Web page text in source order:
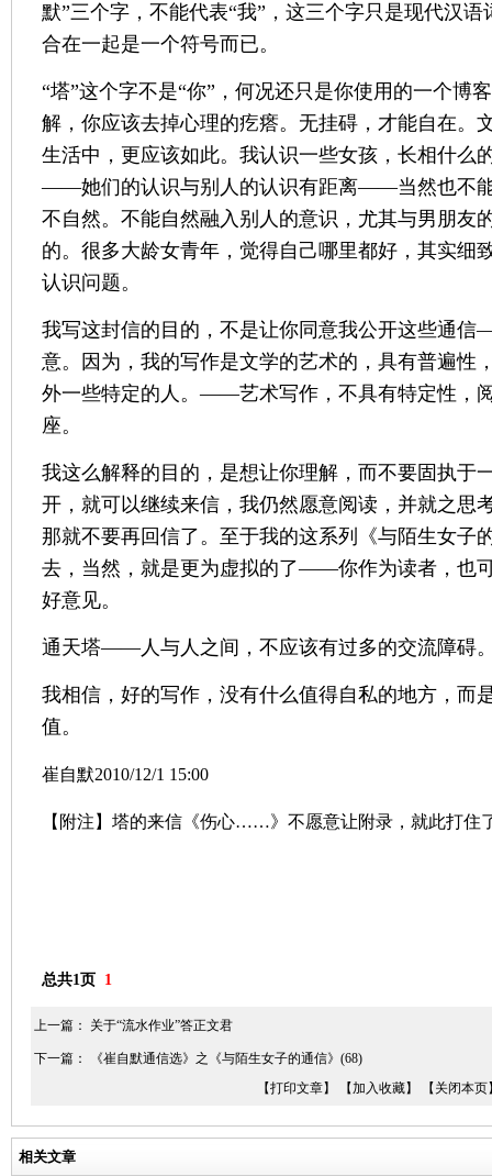
默”三个字，不能代表“我”，这三个字只是现代汉
合在一起是一个符号而已。
“塔”这个字不是“你”，何况还只是你使用的一个
解，你应该去掉心理的疙瘩。无挂碍，才能自在。
生活中，更应该如此。我认识一些女孩，长相什么
——她们的认识与别人的认识有距离——当然也不
不自然。不能自然融入别人的意识，尤其与男朋友
的。很多大龄女青年，觉得自己哪里都好，其实细
认识问题。
我写这封信的目的，不是让你同意我公开这些通
意。因为，我的写作是文学的艺术的，具有普遍性
外一些特定的人。——艺术写作，不具有特定性，
座。
我这么解释的目的，是想让你理解，而不要固执于
开，就可以继续来信，我仍然愿意阅读，并就之思
那就不要再回信了。至于我的这系列《与陌生女子
去，当然，就是更为虚拟的了——你作为读者，也
好意见。
通天塔——人与人之间，不应该有过多的交流障碍
我相信，好的写作，没有什么值得自私的地方，而
值。
崔自默2010/12/1 15:00
【附注】塔的来信《伤心……》不愿意让附录，就此打住
总共1页 1
上一篇： 关于“流水作业”答正文君
下一篇：
《崔自默通信选》之《与陌生女子的通信》(68)
【打印文章】
【加入收藏】 【关闭本页
相关文章